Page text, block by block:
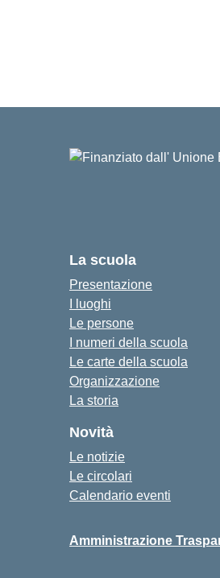
La scuola
Presentazione
I luoghi
Le persone
I numeri della scuola
Le carte della scuola
Organizzazione
La storia
Novità
Le notizie
Le circolari
Calendario eventi
Amministrazione